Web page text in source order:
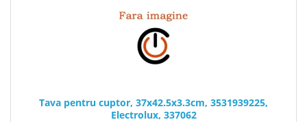
Tava pentru cuptor, 37x42.5x3.3cm, 3531939225,
Electrolux, 337062